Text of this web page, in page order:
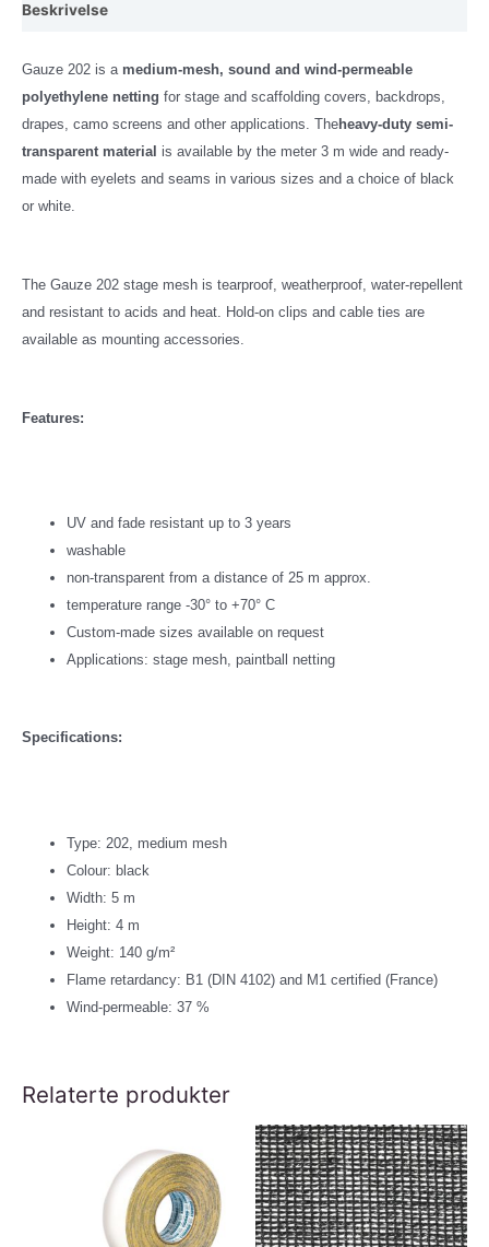
antall
Beskrivelse
Gauze 202 is a medium-mesh, sound and wind-permeable
polyethylene netting for stage and scaffolding covers, backdrops,
drapes, camo screens and other applications. Theheavy-duty semi-
transparent material is available by the meter 3 m wide and ready-
made with eyelets and seams in various sizes and a choice of black
or white.
The Gauze 202 stage mesh is tearproof, weatherproof, water-repellent
and resistant to acids and heat. Hold-on clips and cable ties are
available as mounting accessories.
Features:
UV and fade resistant up to 3 years
washable
non-transparent from a distance of 25 m approx.
temperature range -30° to +70° C
Custom-made sizes available on request
Applications: stage mesh, paintball netting
Specifications:
Type: 202, medium mesh
Colour: black
Width: 5 m
Height: 4 m
Weight: 140 g/m²
Flame retardancy: B1 (DIN 4102) and M1 certified (France)
Wind-permeable: 37 %
Relaterte produkter